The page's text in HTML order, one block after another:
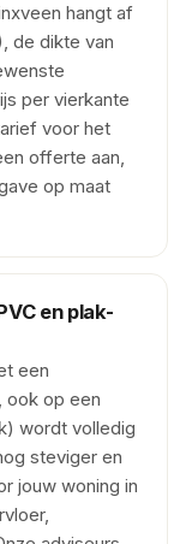
hangt af
de dikte van
per vierkante
voor het
offerte aan,
op maat
en plak-
een
ook op een
wordt volledig
steviger en
jouw woning in